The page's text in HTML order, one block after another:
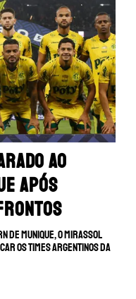
ao
após
de Munique, o Mirassol
os times argentinos da